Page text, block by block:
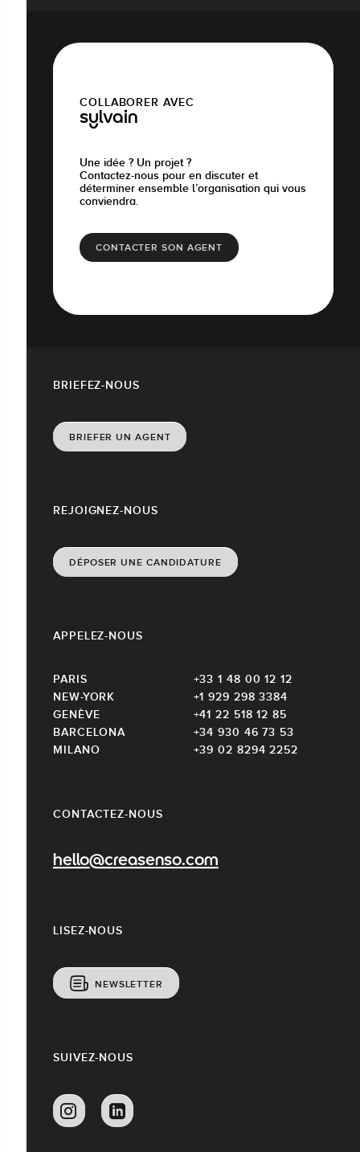
COLLABORER AVEC
sylvain
Une idée ? Un projet ?
Contactez-nous pour en discuter et
déterminer ensemble l’organisation qui vous
conviendra.
CONTACTER SON AGENT
CONTACTEZ-NOUS
hello@creasenso.com
REJOIGNEZ-NOUS
DÉPOSER UNE CANDIDATURE
LISEZ-NOUS
NEWSLETTER
APPELEZ-NOUS
PARIS
+33 1 48 00 12 12
NEW-YORK
+1 929 298 3384
GENÈVE
+41 22 518 12 85
BARCELONA
+34 930 46 73 53
MILANO
+39 02 8294 2252
BRIEFEZ-NOUS
BRIEFER UN AGENT
SUIVEZ-NOUS